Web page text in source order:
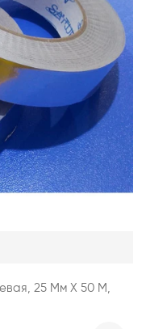
25 Мм Х 50 М,